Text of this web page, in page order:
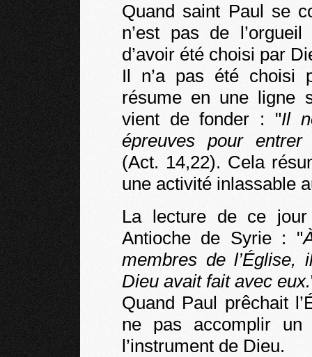
Quand saint Paul se
n’est pas de
d’avoir été choisi par
Il n’a pas été choisi
résume en une ligne
vient de fonder : "Il
épreuves pour
(Act. 14,22). Cela
une activité inlassable
La lecture de ce
Antioche de Syrie : "
membres de l’Église,
Dieu avait fait avec eux.
Quand Paul prêchait
ne pas accomplir un
l’instrument de Dieu.